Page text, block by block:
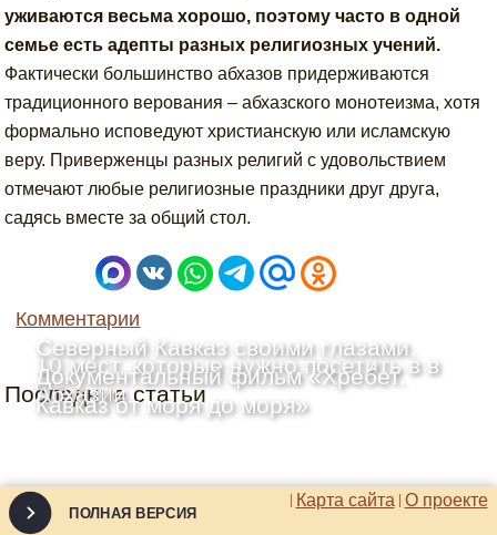
уживаются весьма хорошо, поэтому часто в одной
семье есть адепты разных религиозных учений.
Фактически большинство абхазов придерживаются
традиционного верования – абхазского монотеизма, хотя
формально исповедуют христианскую или исламскую
веру. Приверженцы разных религий с удовольствием
отмечают любые религиозные праздники друг друга,
садясь вместе за общий стол.
Комментарии
Последние статьи
10 мест, которые нужно посетить в в
Абхазии
Северный Кавказ своими глазами.
Документальный фильм «Хребет.
Кавказ от моря до моря»
О проекте
Карта сайта
ПОЛНАЯ ВЕРСИЯ